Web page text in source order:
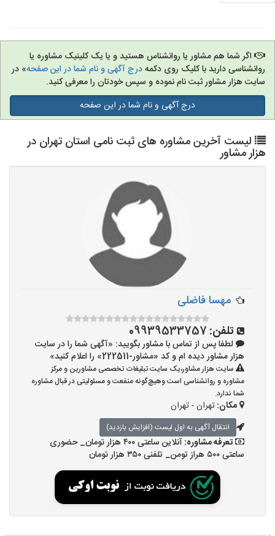
اگر شما هم مشاور یا روانشناس هستید و یا یک کلینیک مشاوره یا
روانشناسی دارید با کلیک روی دکمهدرج آگهی و نام شما در این صفحه» در
سایت هزار مشاور ثبت نام نموده و سپس خودتان را معرفی کنید.
درج آگهی و نام شما در این صفحه
لیست آخرین مشاوره های ثبت نامی استان تهران در
هزار مشاور
مهسا فاضلی
تلفن: 09939533757
لطفا پس از تماس با مشاور بگویید: «آگهی شما را در سایت
هزار مشاور دیده ام و کد «مشاور-222511» را اعلام کنید»
سایت هزار مشاور،یک سایت تبلیغات تخصصی مشاورین و مرکز
مشاوره و روانشناسی است وهیچ‌گونه منفعت و مسئولیتی در قبال مشاوره
شما ندارد.
مکان:تهران - تهران
انتقال آگهی به اول لیست (افزایش بازدید)
تعرفه مشاوره:
آنلاین ساعتی ۴۰۰ هزار تومان_ حضوری
ساعتی ۵۰۰ هراز تومن_ تلفنی ۳۵۰ هزار تومان